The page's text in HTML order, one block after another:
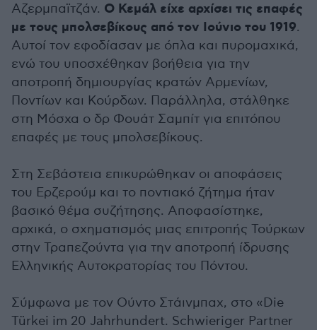
Αζερμπαϊτζάν. Ο Κεμάλ είχε αρχίσει τις επαφές
με τους μπολσεβίκους από τον Ιούνιο του 1919.
Αυτοί τον εφοδίασαν με όπλα και πυρομαχικά,
ενώ του υποσχέθηκαν βοήθεια για την
αποτροπή δημιουργίας κρατών Αρμενίων,
Ποντίων και Κούρδων. Παράλληλα, στάλθηκε
στη Μόσχα ο δρ Φουάτ Σαμπίτ για επιτόπου
επαφές με τους μπολσεβίκους.
Στη Σεβάστεια επικυρώθηκαν οι αποφάσεις
του Ερζερούμ και το ποντιακό ζήτημα ήταν
βασικό θέμα συζήτησης. Αποφασίστηκε,
αρχικά, ο σχηματισμός μιας επιτροπής Τούρκων
στην Τραπεζούντα για την αποτροπή ίδρυσης
Ελληνικής Αυτοκρατορίας του Πόντου.
Σύμφωνα με τον Ούντο Στάινμπαχ, στο «Die
Türkei im 20 Jahrhundert. Schwieriger Partner